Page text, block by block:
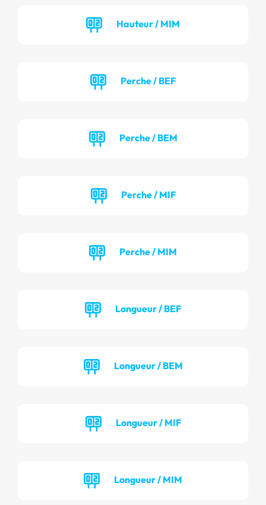
Hauteur / MIM
Perche / BEF
Perche / BEM
Perche / MIF
Perche / MIM
Longueur / BEF
Longueur / BEM
Longueur / MIF
Longueur / MIM